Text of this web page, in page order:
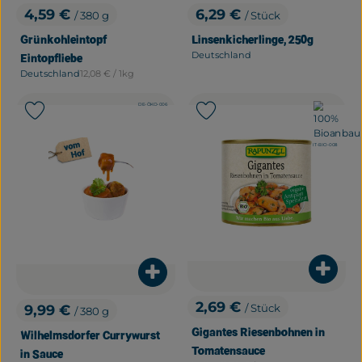
, Preis:
4,59 € / 380 g
Grünkohleintopf
Eintopfliebe
, Herkunft:
Deutschland, Referenzpreis:
12,08 € / 1kg
, Preis:
6,29 € / Stück
Linsenkicherlinge, 250g
, Herkunft:
Deutschland
, Preis:
9,99 € / 380 g
Wilhelmsdorfer Currywurst
in Sauce
Produkt zum Warenkorb
, Kontrollstelle:
DE-ÖKO-006
Produkt zu Favouriten hinzufügen
, Preis:
2,69 € / Stück
Gigantes Riesenbohnen in
Tomatensauce
, Verband:
, Kontrollstelle:
IT-BIO-008
Produkt zu Favouriten